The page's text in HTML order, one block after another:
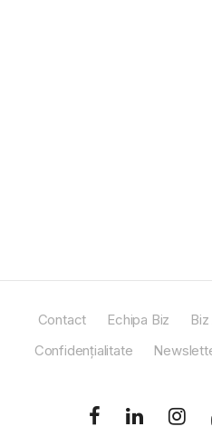
Contact Echipa Biz
Confidențialitate